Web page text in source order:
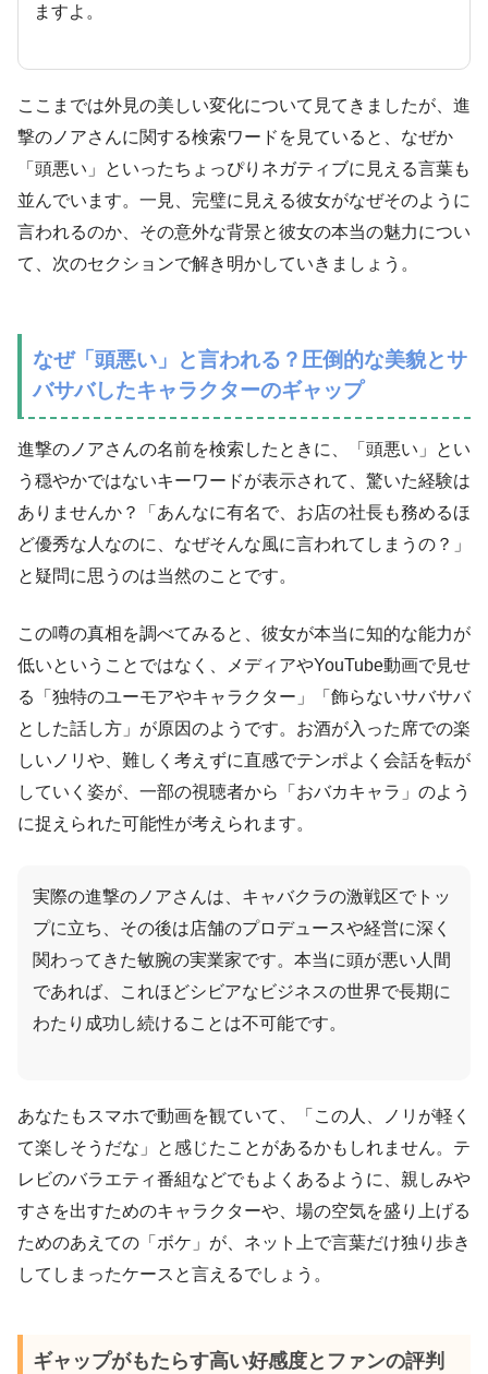
ますよ。
ここまでは外見の美しい変化について見てきましたが、進
撃のノアさんに関する検索ワードを見ていると、なぜか
「頭悪い」といったちょっぴりネガティブに見える言葉も
並んでいます。一見、完璧に見える彼女がなぜそのように
言われるのか、その意外な背景と彼女の本当の魅力につい
て、次のセクションで解き明かしていきましょう。
なぜ「頭悪い」と言われる？圧倒的な美貌とサ
バサバしたキャラクターのギャップ
進撃のノアさんの名前を検索したときに、「頭悪い」とい
う穏やかではないキーワードが表示されて、驚いた経験は
ありませんか？「あんなに有名で、お店の社長も務めるほ
ど優秀な人なのに、なぜそんな風に言われてしまうの？」
と疑問に思うのは当然のことです。
この噂の真相を調べてみると、彼女が本当に知的な能力が
低いということではなく、メディアやYouTube動画で見せ
る「独特のユーモアやキャラクター」「飾らないサバサバ
とした話し方」が原因のようです。お酒が入った席での楽
しいノリや、難しく考えずに直感でテンポよく会話を転が
していく姿が、一部の視聴者から「おバカキャラ」のよう
に捉えられた可能性が考えられます。
実際の進撃のノアさんは、キャバクラの激戦区でトッ
プに立ち、その後は店舗のプロデュースや経営に深く
関わってきた敏腕の実業家です。本当に頭が悪い人間
であれば、これほどシビアなビジネスの世界で長期に
わたり成功し続けることは不可能です。
あなたもスマホで動画を観ていて、「この人、ノリが軽く
て楽しそうだな」と感じたことがあるかもしれません。テ
レビのバラエティ番組などでもよくあるように、親しみや
すさを出すためのキャラクターや、場の空気を盛り上げる
ためのあえての「ボケ」が、ネット上で言葉だけ独り歩き
してしまったケースと言えるでしょう。
ギャップがもたらす高い好感度とファンの評判